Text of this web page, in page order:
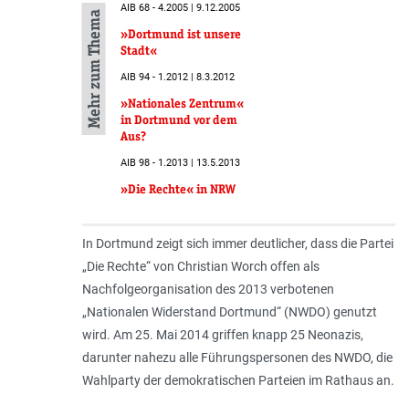
Mehr zum Thema
AIB 68 - 4.2005 | 9.12.2005
»Dortmund ist unsere
Stadt«
AIB 94 - 1.2012 | 8.3.2012
»Nationales Zentrum«
in Dortmund vor dem
Aus?
AIB 98 - 1.2013 | 13.5.2013
»Die Rechte« in NRW
In Dortmund zeigt sich immer deutlicher, dass die Partei
„Die Rechte“ von Christian Worch offen als
Nachfolgeorganisation des 2013 verbotenen
„Nationalen Widerstand Dortmund“ (NWDO) genutzt
wird. Am 25. Mai 2014 griffen knapp 25 Neonazis,
darunter nahezu alle Führungspersonen des NWDO, die
Wahlparty der demokratischen Parteien im Rathaus an.